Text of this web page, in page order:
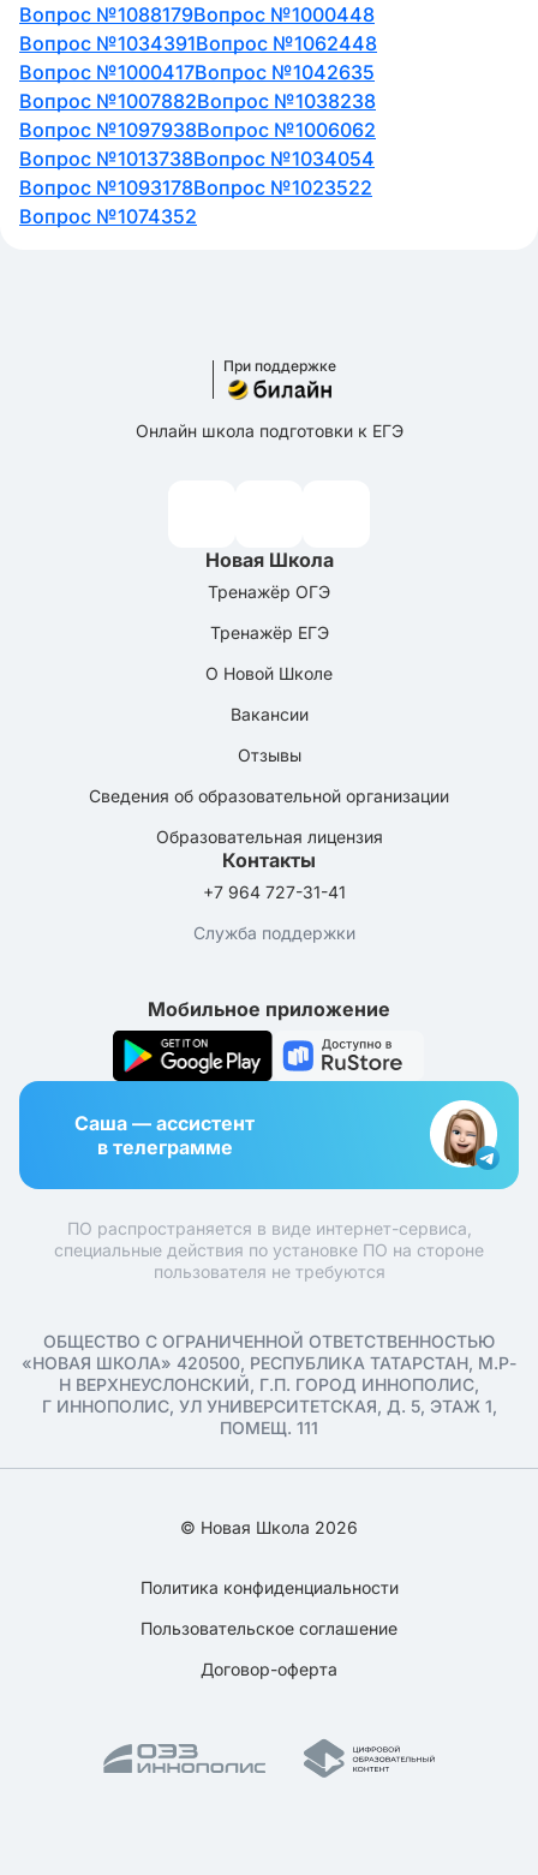
Вопрос №1088179Вопрос №1000448
Вопрос №1034391Вопрос №1062448
Вопрос №1000417Вопрос №1042635
Вопрос №1007882Вопрос №1038238
Вопрос №1097938Вопрос №1006062
Вопрос №1013738Вопрос №1034054
Вопрос №1093178Вопрос №1023522
Вопрос №1074352
При поддержке
Онлайн школа подготовки к ЕГЭ
Новая Школа
Тренажёр ОГЭ
Тренажёр ЕГЭ
О Новой Школе
Вакансии
Отзывы
Сведения об образовательной организации
Образовательная лицензия
Контакты
+7 964 727-31-41
Служба поддержки
Мобильное приложение
Саша — ассистент
в телеграмме
ПО распространяется в виде интернет-сервиса,
специальные действия по установке ПО на стороне
пользователя не требуются
ОБЩЕСТВО С ОГРАНИЧЕННОЙ ОТВЕТСТВЕННОСТЬЮ
«НОВАЯ ШКОЛА» 420500, РЕСПУБЛИКА ТАТАРСТАН, М.Р-
Н ВЕРХНЕУСЛОНСКИЙ, Г.П. ГОРОД ИННОПОЛИС,
Г ИННОПОЛИС, УЛ УНИВЕРСИТЕТСКАЯ, Д. 5, ЭТАЖ 1,
ПОМЕЩ. 111
© Новая Школа 2026
Политика конфиденциальности
Пользовательское соглашение
Договор-оферта